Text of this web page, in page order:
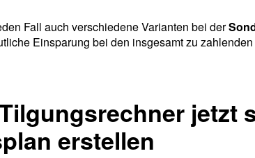
Fall auch verschiedene Varianten bei der
Einsparung bei den insgesamt zu
jetzt
erstellen